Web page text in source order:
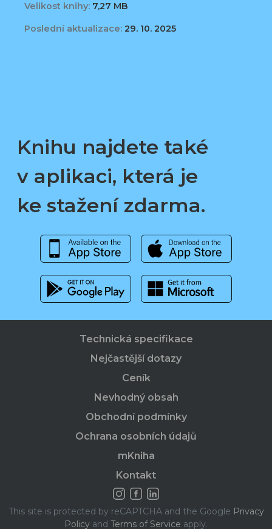
Velikost knihy: 7,27 MB
Poslední aktualizace: 29. 10. 2025
Knihu najdete také
v aplikaci, která je
ke stažení zdarma.
Technická specifikace
Nejčastější dotazy
Ceník
Nevhodný obsah
Obchodní podmínky
Ochrana osobních údajů
mKniha
Kontakt
This site is protected by reCAPTCHA and the Google Privacy
Policy and Terms of Service apply.